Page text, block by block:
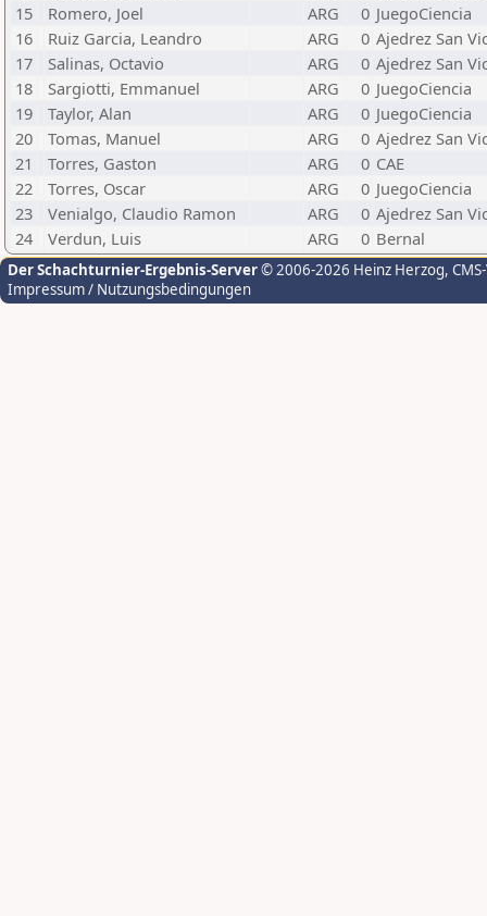
15
Romero, Joel ARG 0 JuegoCiencia
16
Ruiz Garcia, Leandro ARG 0 Ajedrez San
17
Salinas, Octavio ARG 0 Ajedrez San
18
Sargiotti, Emmanuel ARG 0 JuegoCiencia
19
Taylor, Alan ARG 0 JuegoCiencia
20
Tomas, Manuel ARG 0 Ajedrez San
21
Torres, Gaston ARG 0 CAE
22
Torres, Oscar ARG 0 JuegoCiencia
23
Venialgo, Claudio Ramon ARG 0 Ajedrez San
24
Verdun, Luis ARG 0 Bernal
Der Schachturnier-Ergebnis-Server© 2006-2026 Heinz Herzog,
Impressum / Nutzungsbedingungen